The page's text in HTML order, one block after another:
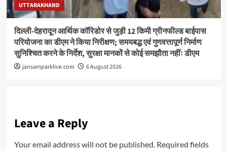
UTTARAKHAND
दिल्ली-देहरादून आर्थिक कॉरिडोर से जुड़ी 12 किमी ग्रीनफील्ड बाईपास
परियोजना का डीएम ने किया निरीक्षण; समयबद्ध एवं गुणवत्तापूर्ण निर्माण
सुनिश्चित करने के निर्देश, सुरक्षा मानकों से कोई समझौता नहींः डीएम
jansamparklive.com 6 August 2026
Leave a Reply
Your email address will not be published. Required fields